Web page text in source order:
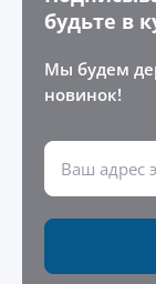
будьте в
Мы будем
новинок!